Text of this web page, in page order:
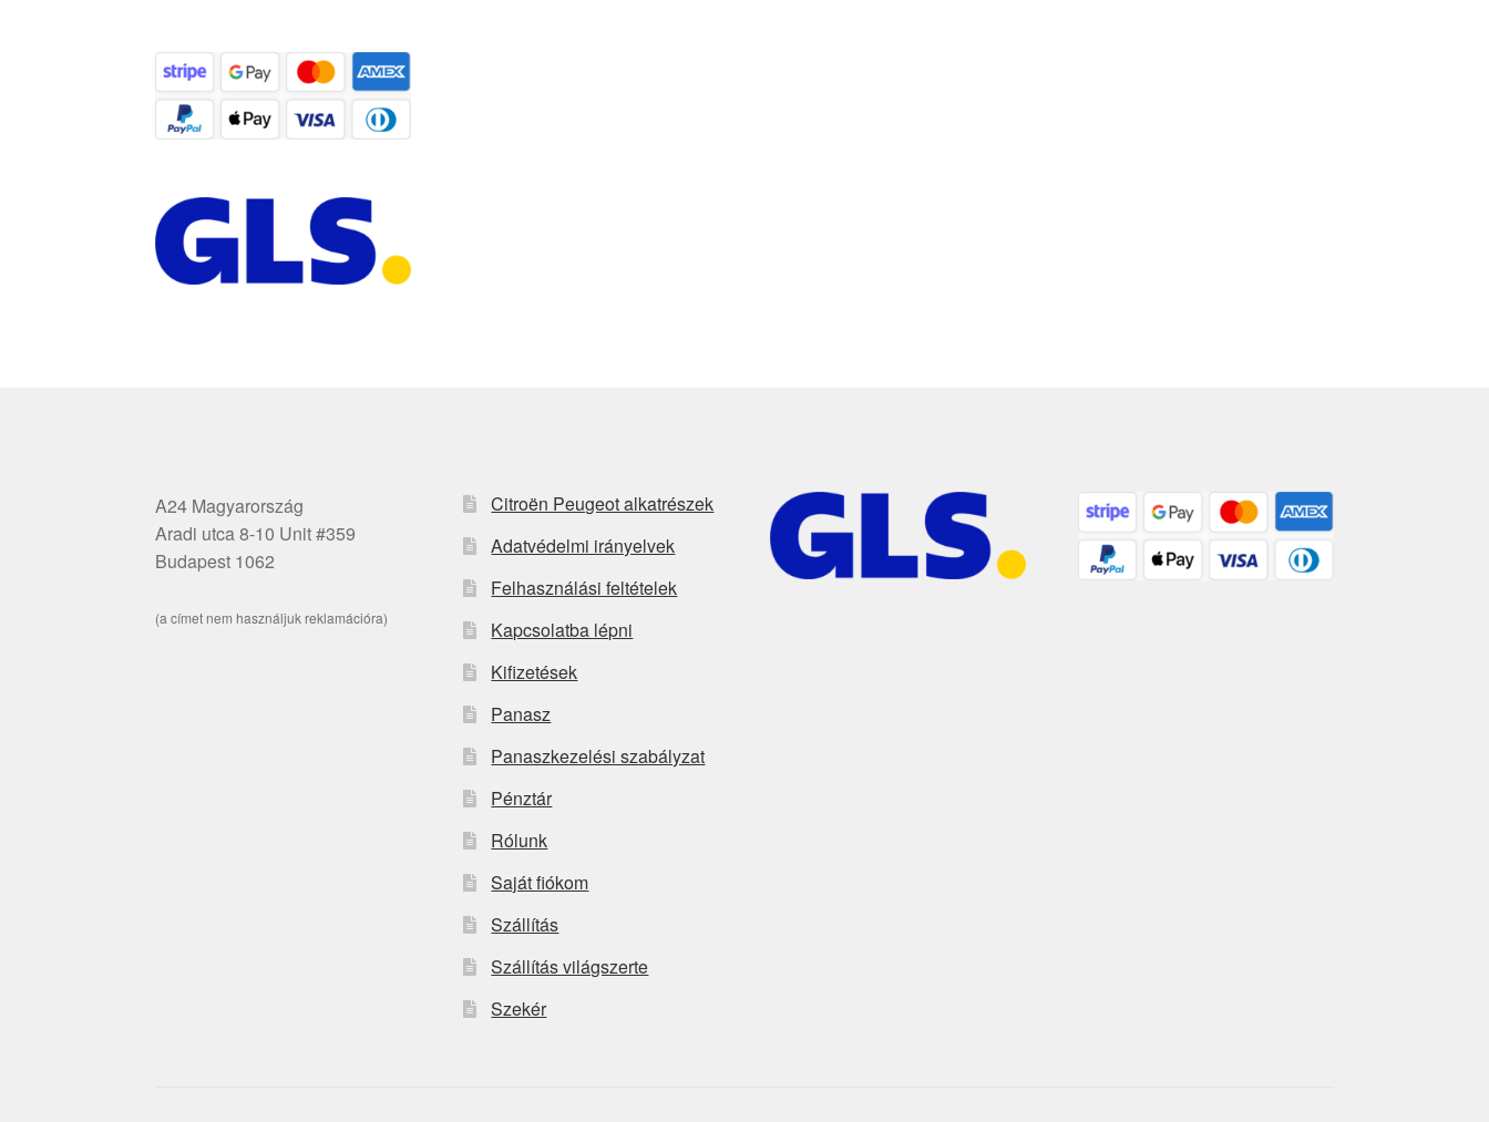
A24 Magyarország
Aradi utca 8-10 Unit #359
Budapest 1062
(a címet nem használjuk reklamációra)
Citroën Peugeot alkatrészek
Adatvédelmi irányelvek
Felhasználási feltételek
Kapcsolatba lépni
Kifizetések
Panasz
Panaszkezelési szabályzat
Pénztár
Rólunk
Saját fiókom
Szállítás
Szállítás világszerte
Szekér